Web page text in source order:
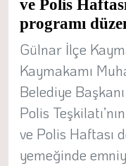
ve Polis
programı
Gülnar İlçe
Kaymakamı
Belediye
Polis
ve Polis Haftası
yemeğinde